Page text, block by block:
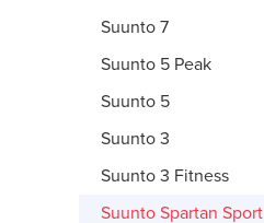
Suunto 7
Suunto 5 Peak
Suunto 5
Suunto 3
Suunto 3 Fitness
Suunto Spartan Sport